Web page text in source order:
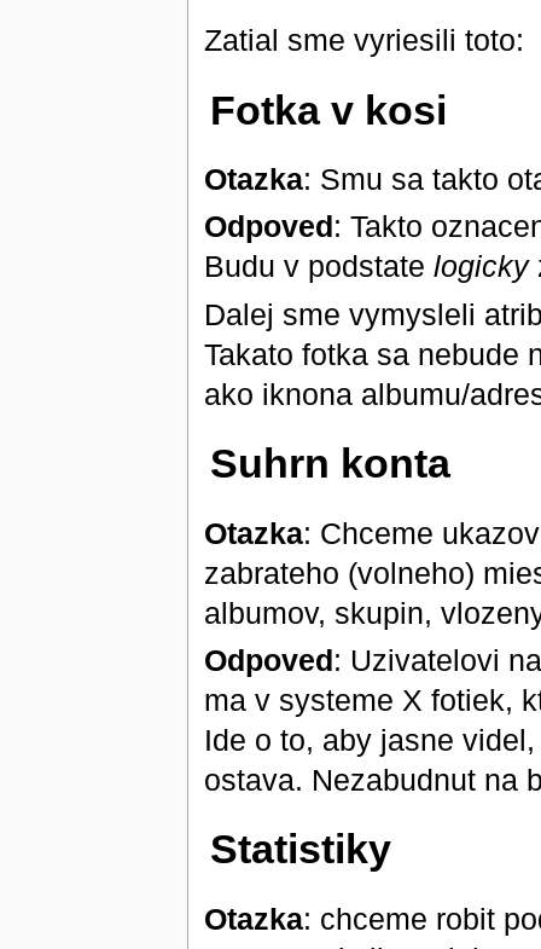
Zatial sme vyriesili toto:
Fotka v kosi
Otazka: Smu sa takto
Odpoved: Takto
Budu v podstate logicky
Dalej sme vymysleli
Takato fotka sa nebude
ako iknona albumu/
Suhrn konta
Otazka: Chceme
zabrateho (volneho)
albumov, skupin,
Odpoved: Uzivatelovi
ma v systeme X fotiek,
Ide o to, aby jasne
ostava. Nezabudnut na
Statistiky
Otazka: chceme robit